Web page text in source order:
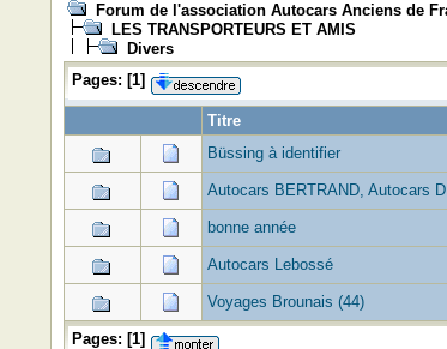
Forum de l'association Autocars Anciens de
LES TRANSPORTEURS ET AMIS
Divers
Pages: [1]
Titre
Büssing à identifier
Autocars BERTRAND, Autocars
bonne année
Autocars Lebossé
Voyages Brounais (44)
Pages: [1]